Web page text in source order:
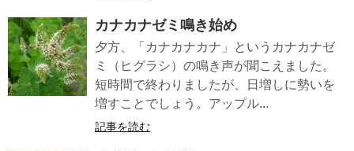
カナカナゼミ鳴き始め
夕方、「カナカナカナ」というカナカナゼ
ミ（ヒグラシ）の鳴き声が聞こえました。
短時間で終わりましたが、日増しに勢いを
増すことでしょう。アップル...
記事を読む